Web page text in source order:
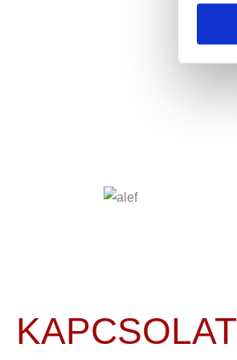
KAPCSOLAT